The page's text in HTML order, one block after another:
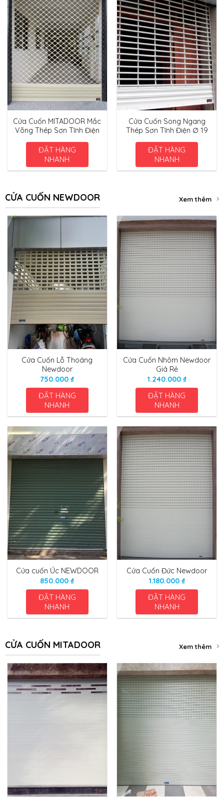
Cửa Cuốn MITADOOR Mắc
Võng Thép Sơn Tĩnh Điện
ĐẶT HÀNG
NHANH
Cửa Cuốn Song Ngang
Thép Sơn Tĩnh Điện ∅ 19
ĐẶT HÀNG
NHANH
CỬA CUỐN NEWDOOR Xem thêm
Cửa Cuốn Lỗ Thoáng
Newdoor
750.000₫
ĐẶT HÀNG
NHANH
Cửa Cuốn Nhôm Newdoor
Giá Rẻ
1.240.000 ₫
ĐẶT HÀNG
NHANH
Cửa cuốn Úc NEWDOOR
850.000₫
ĐẶT HÀNG
NHANH
Cửa Cuốn Đức Newdoor
1.180.000 ₫
ĐẶT HÀNG
NHANH
CỬA CUỐN MITADOOR Xem thêm